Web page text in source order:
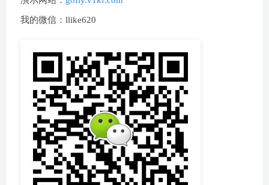
我的微信：llike620